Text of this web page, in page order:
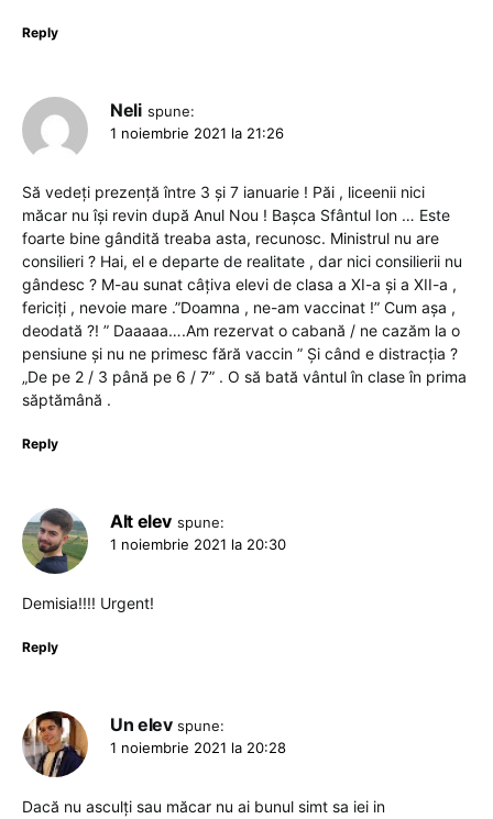
Reply
Neli spune:
1 noiembrie 2021 la 21:26
Să vedeți prezență între 3 și 7 ianuarie ! Păi , liceenii nici
măcar nu își revin după Anul Nou ! Bașca Sfântul Ion … Este
foarte bine gândită treaba asta, recunosc. Ministrul nu are
consilieri ? Hai, el e departe de realitate , dar nici consilierii nu
gândesc ? M-au sunat câțiva elevi de clasa a XI-a și a XII-a ,
fericiți , nevoie mare .”Doamna , ne-am vaccinat !” Cum așa ,
deodată ?! ” Daaaaa….Am rezervat o cabană / ne cazăm la o
pensiune și nu ne primesc fără vaccin ” Și când e distracția ?
„De pe 2 / 3 până pe 6 / 7” . O să bată vântul în clase în prima
săptămână .
Reply
Alt elev spune:
1 noiembrie 2021 la 20:30
Demisia!!!! Urgent!
Reply
Un elev spune:
1 noiembrie 2021 la 20:28
Dacă nu asculți sau măcar nu ai bunul simt sa iei in